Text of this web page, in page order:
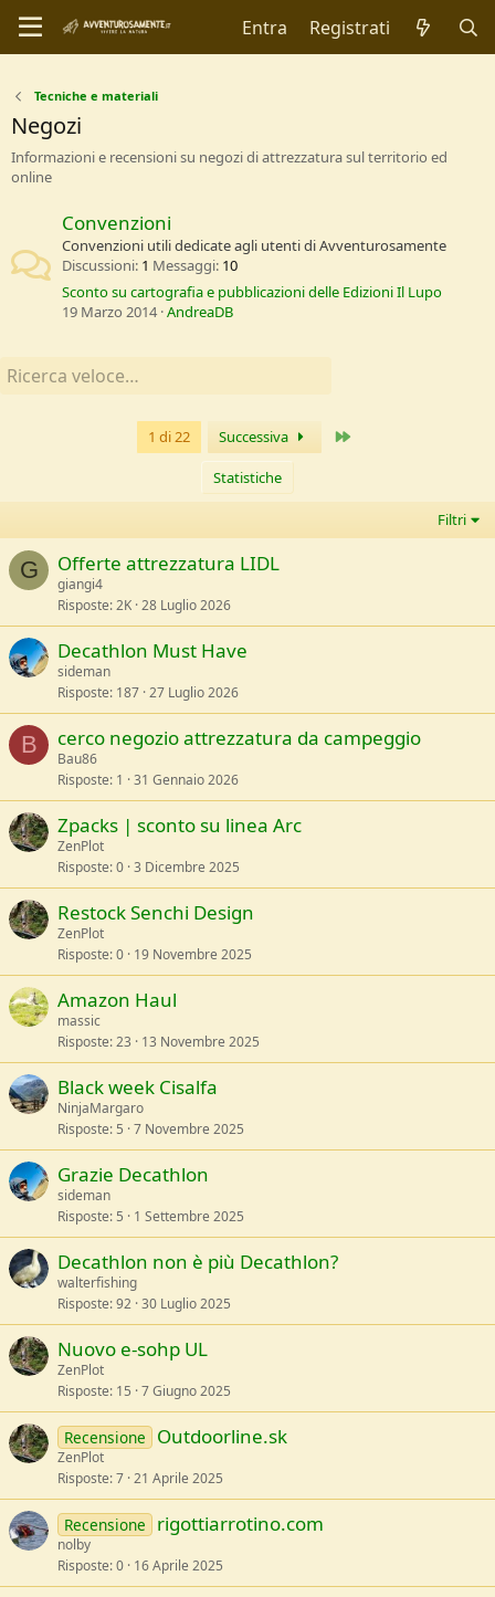
Entra Registrati
Tecniche e materiali
Negozi
Informazioni e recensioni su negozi di attrezzatura sul territorio ed
online
Convenzioni
Convenzioni utili dedicate agli utenti di Avventurosamente
Discussioni 1 Messaggi 10
Sconto su cartografia e pubblicazioni delle Edizioni Il Lupo
19 Marzo 2014 AndreaDB
1 di 22 Successiva
Statistiche
Filtri
G Offerte attrezzatura LIDL
giangi4
Risposte 2K 28 Luglio 2026
Decathlon Must Have
sideman
Risposte 187 27 Luglio 2026
B cerco negozio attrezzatura da campeggio
Bau86
Risposte 1 31 Gennaio 2026
Zpacks | sconto su linea Arc
ZenPlot
Risposte 0 3 Dicembre 2025
Restock Senchi Design
ZenPlot
Risposte 0 19 Novembre 2025
Amazon Haul
massic
Risposte 23 13 Novembre 2025
Black week Cisalfa
NinjaMargaro
Risposte 5 7 Novembre 2025
Grazie Decathlon
sideman
Risposte 5 1 Settembre 2025
Decathlon non è più Decathlon?
walterfishing
Risposte 92 30 Luglio 2025
Nuovo e-sohp UL
ZenPlot
Risposte 15 7 Giugno 2025
Recensione Outdoorline.sk
ZenPlot
Risposte 7 21 Aprile 2025
Recensione rigottiarrotino.com
nolby
Risposte 0 16 Aprile 2025